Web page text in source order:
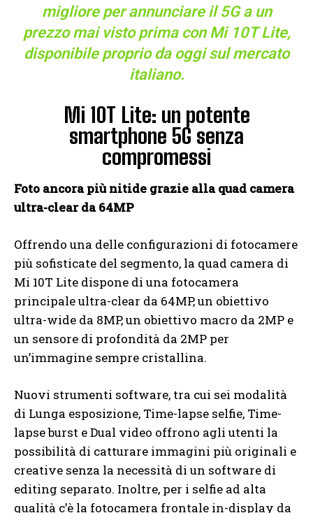
migliore per annunciare il 5G a un
prezzo mai visto prima con Mi 10T Lite,
disponibile proprio da oggi sul mercato
italiano.
Mi 10T Lite: un potente
smartphone 5G senza
compromessi
Foto ancora più nitide grazie alla quad camera
ultra-clear da 64MP
Offrendo una delle configurazioni di fotocamere
più sofisticate del segmento, la quad camera di
Mi 10T Lite dispone di una fotocamera
principale ultra-clear da 64MP, un obiettivo
ultra-wide da 8MP, un obiettivo macro da 2MP e
un sensore di profondità da 2MP per
un’immagine sempre cristallina.
Nuovi strumenti software, tra cui sei modalità
di Lunga esposizione, Time-lapse selfie, Time-
lapse burst e Dual video offrono agli utenti la
possibilità di catturare immagini più originali e
creative senza la necessità di un software di
editing separato. Inoltre, per i selfie ad alta
qualità c’è la fotocamera frontale in-display da